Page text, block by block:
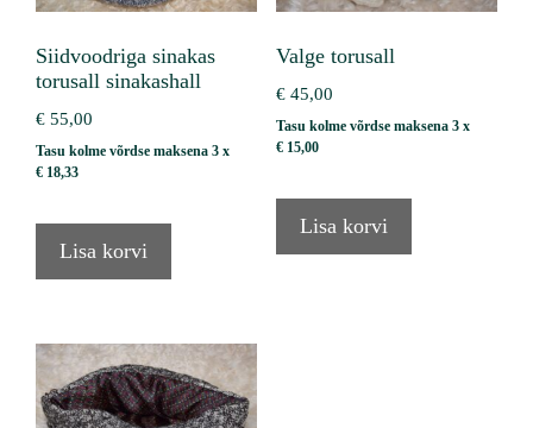
Siidvoodriga sinakas
torusall sinakashall
€ 55,00
Tasu kolme võrdse maksena 3 x
€ 18,33
Lisa korvi
Valge torusall
€45,00
Tasu kolme võrdse maksena 3 x
€15,00
Lisa korvi